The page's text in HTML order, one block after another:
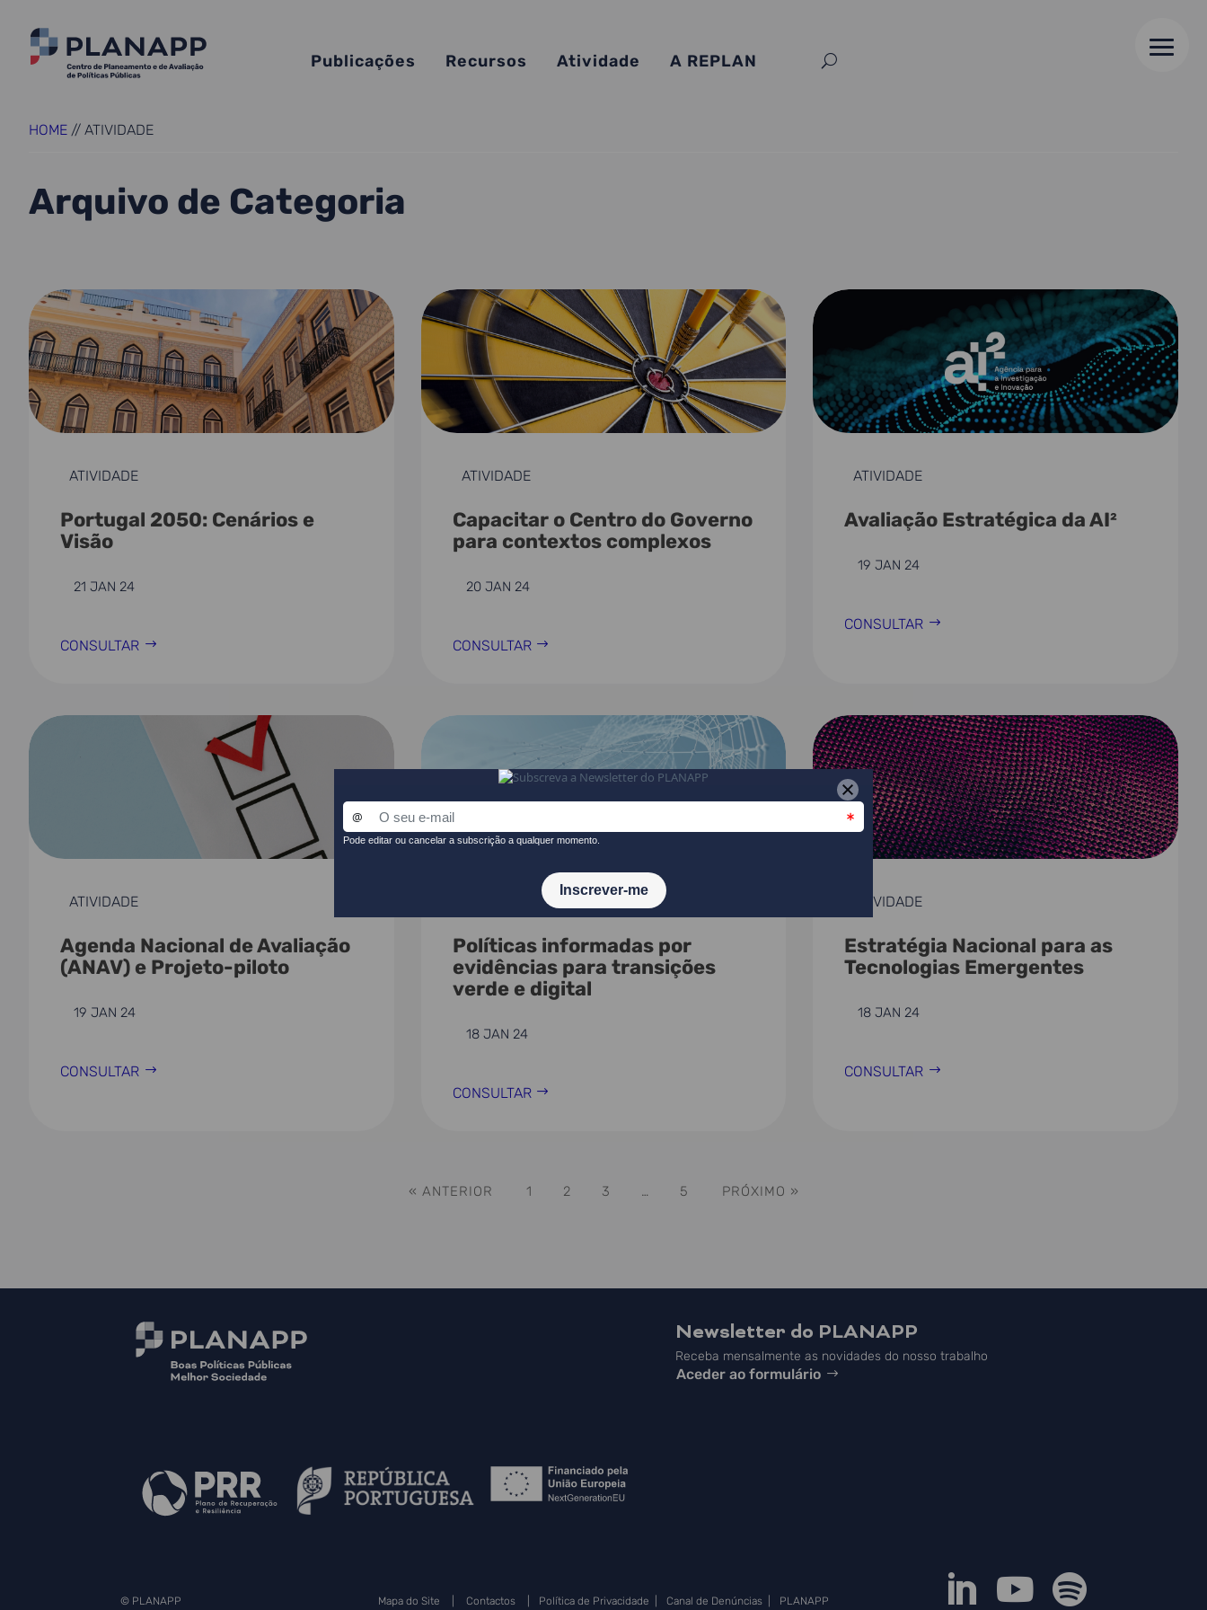
Publicações Recursos Atividade A REPLAN
HOME // ATIVIDADE
Arquivo de Categoria
ATIVIDADE
Portugal 2050: Cenários e
Visão
21 JAN 24
CONSULTAR
ATIVIDADE
Capacitar o Centro do Governo
para contextos complexos
20 JAN 24
CONSULTAR
ATIVIDADE
Avaliação Estratégica da AI²
19 JAN 24
CONSULTAR
ATIVIDADE
Agenda Nacional de Avaliação
(ANAV) e Projeto-piloto
19 JAN 24
CONSULTAR
Políticas informadas por
evidências para transições
verde e digital
18 JAN 24
CONSULTAR
ATIVIDADE
Estratégia Nacional para as
Tecnologias Emergentes
18 JAN 24
CONSULTAR
« ANTERIOR 1 2 3 … 5 PRÓXIMO »
Newsletter do PLANAPP
Receba mensalmente as novidades do nosso trabalho
Aceder ao formulário
© PLANAPP Mapa do Site Contactos Política de Privacidade Canal de Denúncias PLANAPP 

